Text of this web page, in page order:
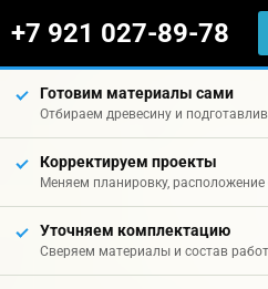
+7 921 027-89-78
Готовим материалы сами
Отбираем древесину и
Корректируем проекты
Меняем планировку, расположение
Уточняем комплектацию
Сверяем материалы и состав